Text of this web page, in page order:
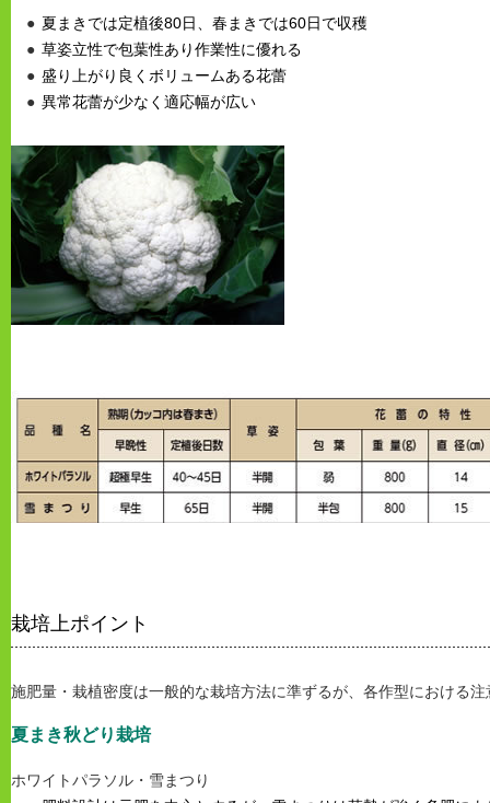
夏まきでは定植後80日、春まきでは60日で収穫
草姿立性で包葉性あり作業性に優れる
盛り上がり良くボリュームある花蕾
異常花蕾が少なく適応幅が広い
栽培上ポイント
施肥量・栽植密度は一般的な栽培方法に準ずるが、各作型における
夏まき秋どり栽培
ホワイトパラソル・雪まつり